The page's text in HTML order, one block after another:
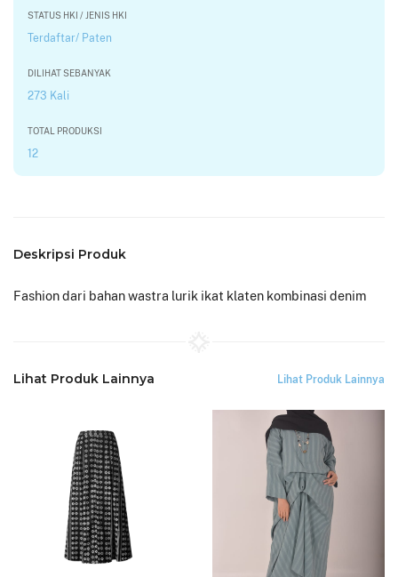
STATUS HKI / JENIS HKI
Terdaftar/ Paten
DILIHAT SEBANYAK
273 Kali
TOTAL PRODUKSI
12
Deskripsi Produk
Fashion dari bahan wastra lurik ikat klaten kombinasi denim
Lihat Produk Lainnya Lihat Produk Lainnya